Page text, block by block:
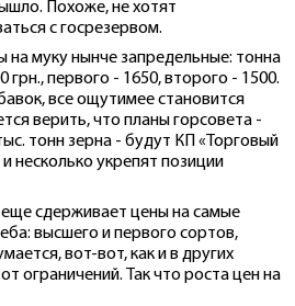
Похоже, не хотят
с госрезервом.
муку нынче запредельные: тонна
грн., первого - 1650, второго - 1500.
все ощутимее становится
верить, что планы горсовета -
тонн зерна - будут КП «Торговый
несколько укрепят позиции
сдерживает цены на самые
высшего и первого сортов,
вот-вот, как и в других
ограничений. Так что роста цен на